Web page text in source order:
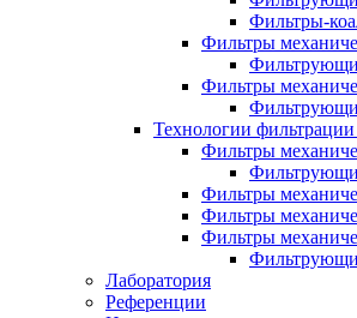
Фильтры-
Фильтры
Фильтры
Технологии
Фильтры
Фильтры
Фильтры
Фильтры
Лаборатория
Референции